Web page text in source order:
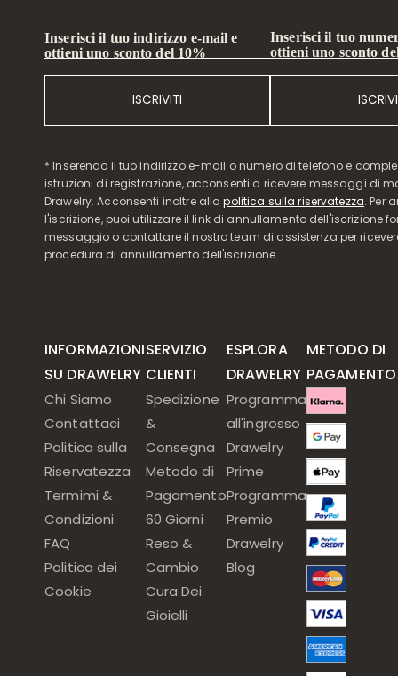
Inserisci il tuo indirizzo e-mail e
ottieni uno sconto del 10%
ISCRIVITI
Inserisci il tuo
ottieni uno sconto
* Inserendo il tuo indirizzo e-mail o numero di telefono e
istruzioni di registrazione, acconsenti a ricevere messaggi di
Drawelry. Acconsenti inoltre allapolitica sulla riservatezza. Per
l'iscrizione, puoi utilizzare il link di annullamento dell'iscrizione
messaggio o contattare il nostro team di assistenza per
procedura di annullamento dell'iscrizione.
INFORMAZIONI
SU DRAWELRY
Chi Siamo
Contattaci
Politica sulla
Riservatezza
Termimi &
Condizioni
FAQ
Politica dei
Cookie
SERVIZIO
CLIENTI
Spedizione
&
Consegna
Metodo di
Pagamento
60 Giorni
Reso &
Cambio
Cura Dei
Gioielli
ESPLORA
DRAWELRY
Programma
all'ingrosso
Drawelry
Prime
Programma
Premio
Drawelry
Blog
METODO DI
PAGAMENTO